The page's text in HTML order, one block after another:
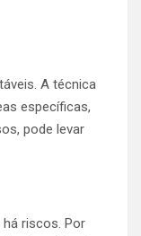
A técnica
específicas,
pode levar
riscos. Por